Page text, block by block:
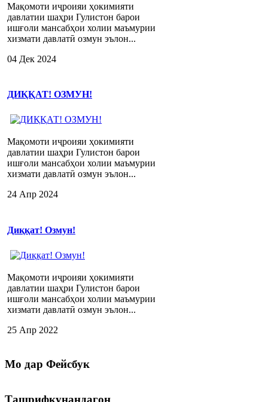
Мақомоти иҷроияи ҳокимияти
давлатии шаҳри Гулистон барои
ишғоли мансабҳои холии маъмурии
хизмати давлатӣ озмун эълон...
04 Дек 2024
ДИҚҚАТ! ОЗМУН!
Мақомоти иҷроияи ҳокимияти
давлатии шаҳри Гулистон барои
ишғоли мансабҳои холии маъмурии
хизмати давлатӣ озмун эълон...
24 Апр 2024
Диққат! Озмун!
Мақомоти иҷроияи ҳокимияти
давлатии шаҳри Гулистон барои
ишғоли мансабҳои холии маъмурии
хизмати давлатӣ озмун эълон...
25 Апр 2022
Мо дар Фейсбук
Ташрифкунандагон